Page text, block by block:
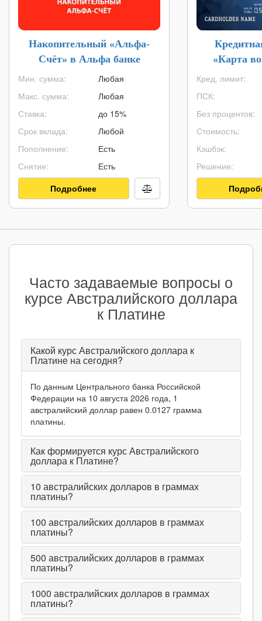
Накопительный «Альфа-
Счёт» в Альфа банке
Мин. сумма:
Макс. сумма:
Ставка:
Срок вклада:
Пополнение:
Снятие:
Любая
Любая
до 15%
Любой
Есть
Есть
Подробнее
«Карта
Кред. лимит:
ПСК:
Без процентов:
Стоимость:
Кэшбэк:
Решение:
Часто задаваемые вопросы о
курсе Австралийского доллара
к Платине
Какой курс Австралийского доллара к
Платине на сегодня?
По данным Центрального банка Российской
Федерации на 10 августа 2026 года, 1
австралийский доллар равен 0.0127 грамма
платины.
Как формируется курс Австралийского
доллара к Платине?
10 австралийских долларов в граммах
платины?
100 австралийских долларов в граммах
платины?
500 австралийских долларов в граммах
платины?
1000 австралийских долларов в граммах
платины?